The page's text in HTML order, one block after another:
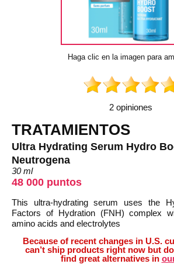
Haga clic en la imagen para
2 opiniones
TRATAMIENTOS
Ultra Hydrating Serum Hydro
Neutrogena
30 ml
48 000 puntos
This ultra-hydrating serum uses the
Factors of Hydration (FNH) complex
amino acids and electrolytes
Because of recent changes in U.S.
can’t ship products right now but
find great alternatives in